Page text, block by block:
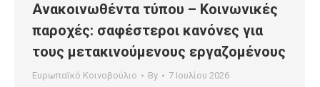
Ανακοινωθέντα τύπου – Κοινωνικές
παροχές: σαφέστεροι κανόνες για
τους μετακινούμενους εργαζομένους
Ευρωπαϊκό Κοινοβούλιο By 7 Ιουλίου 2026